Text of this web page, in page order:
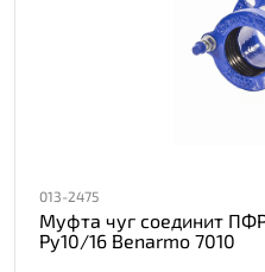
013-2475
Муфта чуг соединит
Ру10/16 Benarmo 7010